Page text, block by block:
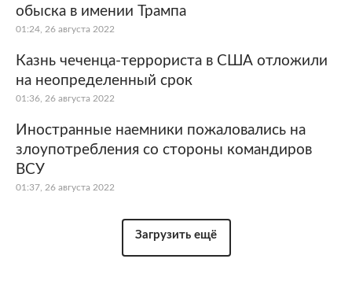
обыска в имении Трампа
01:24, 26 августа 2022
Казнь чеченца-террориста в США отложили
на неопределенный срок
01:36, 26 августа 2022
Иностранные наемники пожаловались на
злоупотребления со стороны командиров
ВСУ
01:37, 26 августа 2022
Загрузить ещё